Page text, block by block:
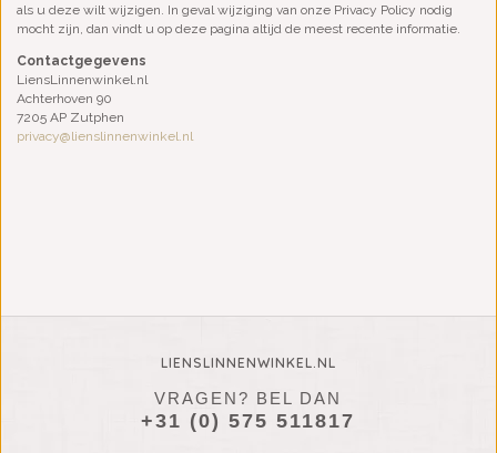
als u deze wilt wijzigen. In geval wijziging van onze Privacy Policy nodig
mocht zijn, dan vindt u op deze pagina altijd de meest recente informatie.
Contactgegevens
LiensLinnenwinkel.nl
Achterhoven 90
7205 AP Zutphen
privacy@lienslinnenwinkel.nl
LIENSLINNENWINKEL.NL
VRAGEN? BEL DAN
+31 (0) 575 511817